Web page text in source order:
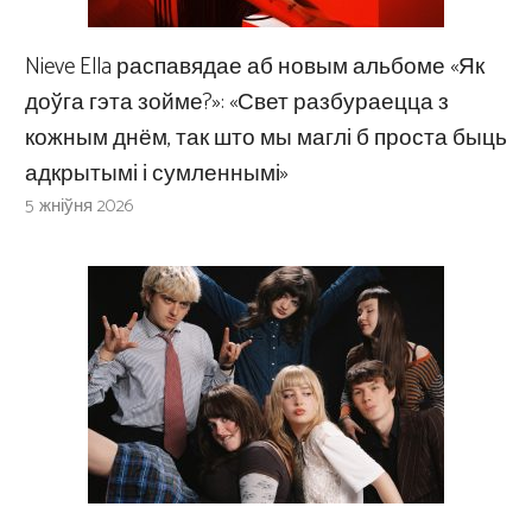
Nieve Ella распавядае аб новым альбоме «Як
доўга гэта зойме?»: «Свет разбураецца з
кожным днём, так што мы маглі б проста быць
адкрытымі і сумленнымі»
5 жніўня 2026